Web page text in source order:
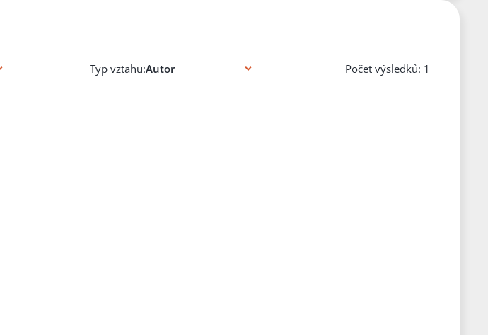
Typ vztahu: Počet výsledků: 1